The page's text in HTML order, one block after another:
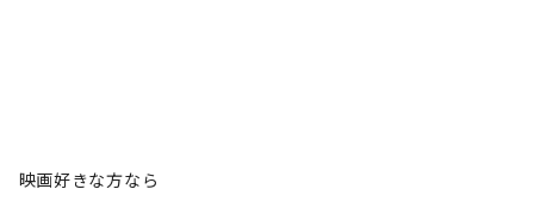
映画好きな方なら